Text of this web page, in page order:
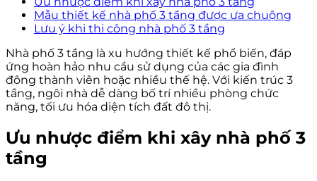
Mẫu thiết kế nhà phố 3 tầng được ưa chuộng
Lưu ý khi thi công nhà phố 3 tầng
Nhà phố 3 tầng là xu hướng thiết kế phổ biến, đáp
ứng hoàn hảo nhu cầu sử dụng của các gia đình
đông thành viên hoặc nhiều thế hệ. Với kiến trúc 3
tầng, ngôi nhà dễ dàng bố trí nhiều phòng chức
năng, tối ưu hóa diện tích đất đô thị.
Ưu nhược điểm khi xây nhà phố 3
tầng